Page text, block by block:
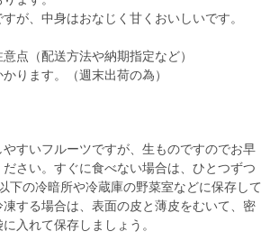
が、中身はおなじく甘くおいしいです。
点（配送方法や納期指定など）
ります。（週末出荷の為）
すいフルーツですが、生ものですのでお早
さい。すぐに食べない場合は、ひとつずつ
下の冷暗所や冷蔵庫の野菜室などに保存して
凍する場合は、表面の皮と薄皮をむいて、密
入れて保存しましょう。